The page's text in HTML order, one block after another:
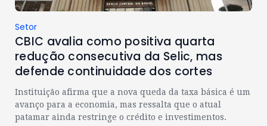
Setor
CBIC avalia como positiva quarta
redução consecutiva da Selic, mas
defende continuidade dos cortes
Instituição afirma que a nova queda da taxa básica é um
avanço para a economia, mas ressalta que o atual
patamar ainda restringe o crédito e investimentos.